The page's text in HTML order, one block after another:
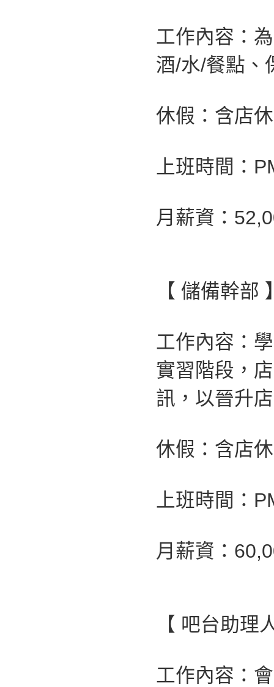
工作內容：
酒/水/餐點、
休假：含店
上班時間：
月薪資：
【 儲備幹部
工作內容：
實習階段，
訊，以晉升
休假：含店
上班時間：
月薪資：
【 吧台助理
工作內容：